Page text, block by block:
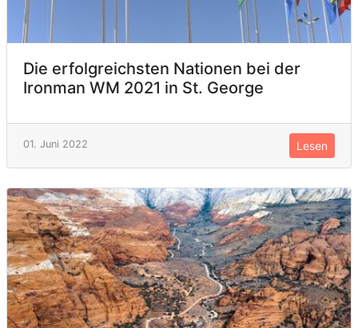
Die erfolgreichsten Nationen bei der
Ironman WM 2021 in St. George
01. Juni 2022 Lesen